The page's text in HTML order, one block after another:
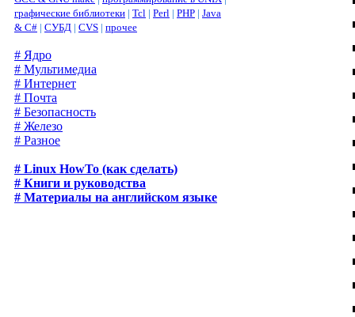
графические библиотеки | Tcl | Perl | PHP | Java
& C# | СУБД | CVS | прочее
# Ядро
# Мультимедиа
# Интернет
# Почта
# Безопасность
# Железо
# Разное
# Linux HowTo (как сделать)
# Книги и руководства
# Материалы на английском языке